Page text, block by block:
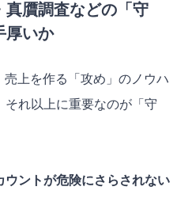
真贋調査などの「守
厚いか
売上を作る「攻め」のノウハ
それ以上に重要なのが「守
ウントが危険にさらされない